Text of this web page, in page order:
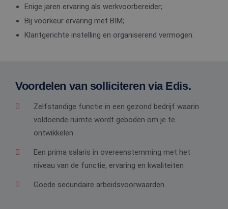
Enige jaren ervaring als werkvoorbereider;
Bij voorkeur ervaring met BIM;
Klantgerichte instelling en organiserend vermogen.
Voordelen van solliciteren via Edis.
Zelfstandige functie in een gezond bedrijf waarin
voldoende ruimte wordt geboden om je te
ontwikkelen
Een prima salaris in overeenstemming met het
niveau van de functie, ervaring en kwaliteiten
Goede secundaire arbeidsvoorwaarden.